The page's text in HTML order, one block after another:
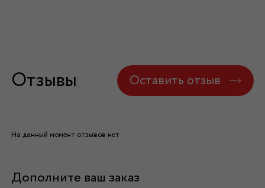
Отзывы Оставить отзыв
На данный момент отзывов нет
Дополните ваш заказ